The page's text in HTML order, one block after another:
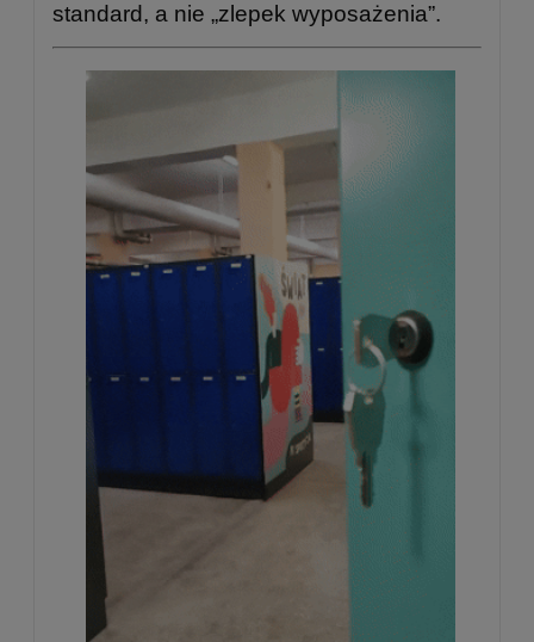
standard, a nie „zlepek wyposażenia”.